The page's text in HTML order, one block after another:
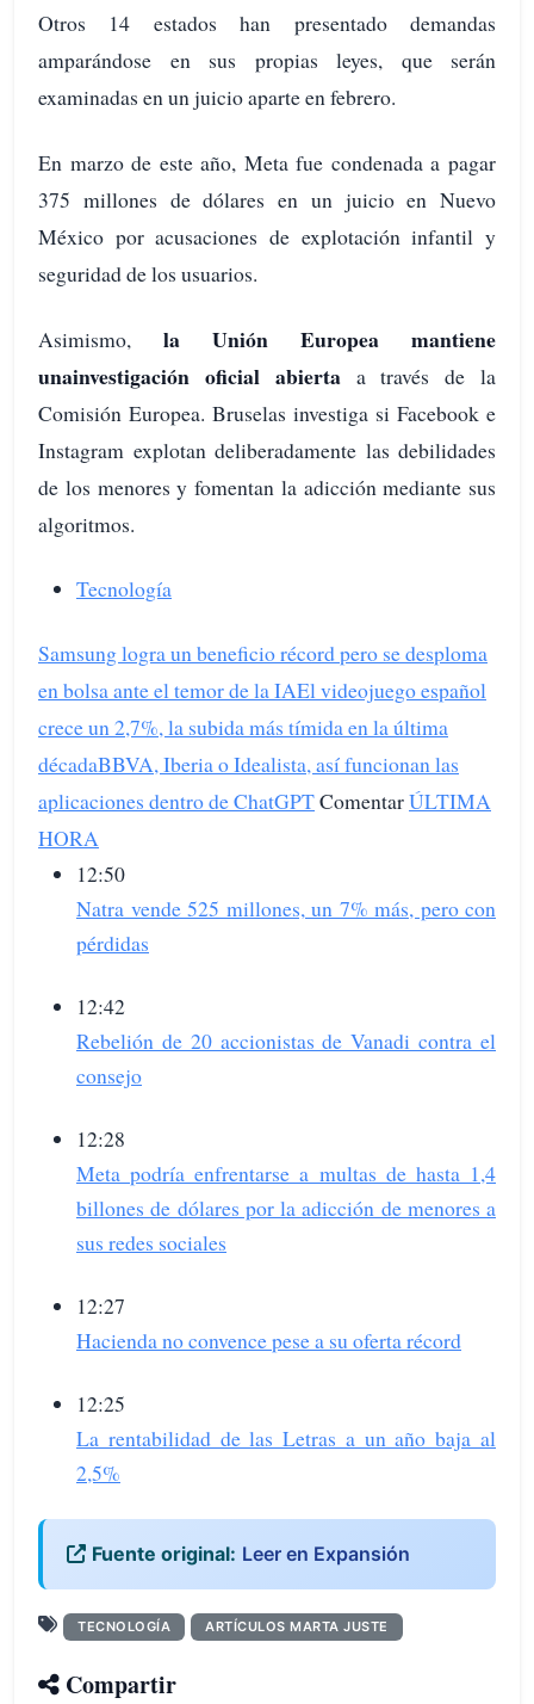
Otros 14 estados han presentado demandas
amparándose en sus propias leyes, que serán
examinadas en un juicio aparte en febrero.
En marzo de este año, Meta fue condenada a pagar
375 millones de dólares en un juicio en Nuevo
México por acusaciones de explotación infantil y
seguridad de los usuarios.
Asimismo, la Unión Europea mantiene
unainvestigación oficial abiertaa través de la
Comisión Europea. Bruselas investiga si Facebook e
Instagram explotan deliberadamente las debilidades
de los menores y fomentan la adicción mediante sus
algoritmos.
Tecnología
Samsung logra un beneficio récord pero se desploma
en bolsa ante el temor de la IAEl videojuego español
crece un 2,7%, la subida más tímida en la última
décadaBBVA, Iberia o Idealista, así funcionan las
aplicaciones dentro de ChatGPTComentarÚLTIMA
HORA
12:50
Natra vende 525 millones, un 7% más, pero con
pérdidas
12:42
Rebelión de 20 accionistas de Vanadi contra el
consejo
12:28
Meta podría enfrentarse a multas de hasta 1,4
billones de dólares por la adicción de menores a
sus redes sociales
12:27
Hacienda no convence pese a su oferta récord
12:25
La rentabilidad de las Letras a un año baja al
2,5%
Fuente original: Leer en Expansión
TECNOLOGÍA ARTÍCULOS MARTA JUSTE
Compartir